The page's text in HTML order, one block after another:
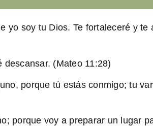
soy tu Dios. Te fortaleceré y te
(Mateo 11:28)
porque tú estás conmigo; tu
porque voy a preparar un lugar